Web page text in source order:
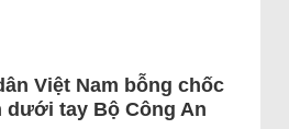
Việt Nam bỗng chốc
dưới tay Bộ Công An